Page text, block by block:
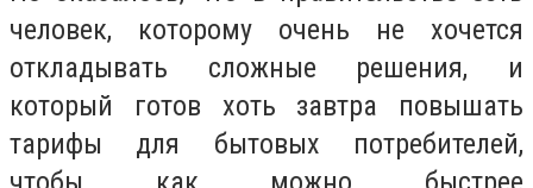
человек, которому очень не хочется
откладывать сложные решения, и
который готов хоть завтра повышать
тарифы для бытовых потребителей,